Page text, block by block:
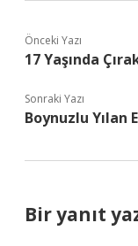
Önceki Yazı
17 Yaşında
Sonraki Yazı
Boynuzlu Yılan
Bir yanıt